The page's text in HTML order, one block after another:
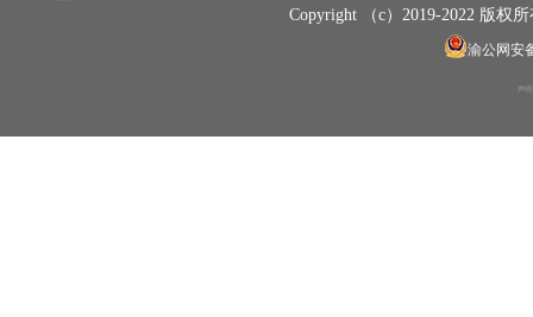
渝公网安
Copyright （c）2019-2022 版权